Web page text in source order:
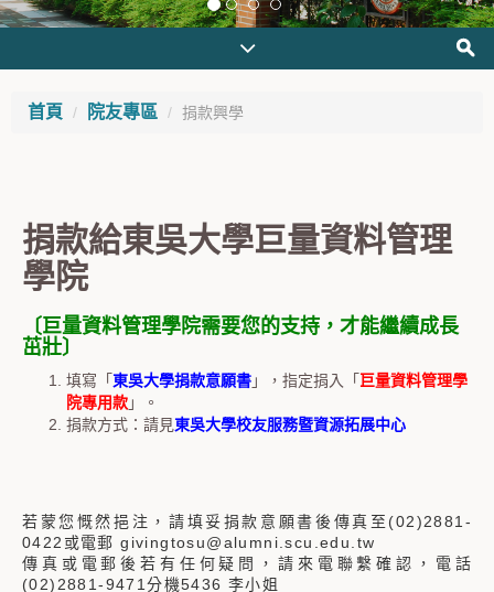
首頁 院友專區 捐款興學
捐款給東吳大學巨量資料管理
學院
〔巨量資料管理學院需要您的支持，才能繼續成長
茁壯〕
填寫「 東吳大學捐款意願書」，指定捐入「 巨量資料管理學
院專用款」。
捐款方式：請見東吳大學校友服務暨資源拓展中心
若蒙您慨然挹注，請填妥捐款意願書後傳真至(02)2881-
0422或電郵 givingtosu@alumni.scu.edu.tw
傳真或電郵後若有任何疑問，請來電聯繫確認，電話
(02)2881-9471分機5436 李小姐